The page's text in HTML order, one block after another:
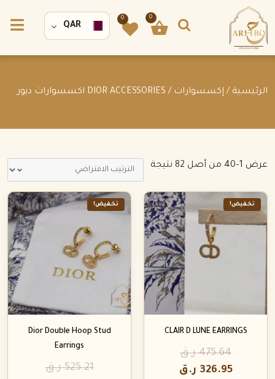
0
0
QAR
الرئيسية /إكسسوارات / DIOR ACCESSORIES اكسسوارات ديور
عرض 1–40 من أصل 82 نتيجة
تخفيض!
CLAIR D LUNE EARRINGS
475.64 ر.ق
326.95 ر.ق
تخفيض!
Dior Double Hoop Stud
Earrings
525.21 ر.ق